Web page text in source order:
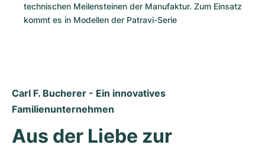
technischen Meilensteinen der Manufaktur. Zum Einsatz
kommt es in Modellen der Patravi-Serie
Carl F. Bucherer - Ein innovatives
Familienunternehmen
Aus der Liebe zur